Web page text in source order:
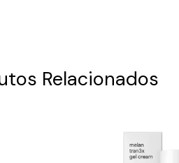
Relacionados